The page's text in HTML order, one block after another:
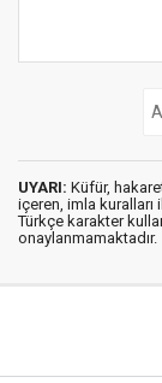
UYARI: Küfür,
içeren, imla kuralları
Türkçe karakter
onaylanmamaktadır.